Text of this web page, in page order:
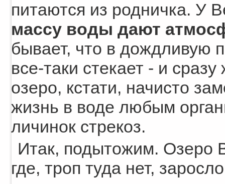
питаются из родничка. У
массу воды дают
бывает, что в дождливую
все-таки стекает - и
озеро, кстати, начисто
жизнь в воде любым
личинок стрекоз.
Итак, подытожим. Озеро
где, троп туда нет,